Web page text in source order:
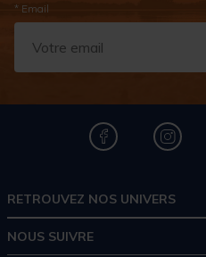
* Email
RETROUVEZ NOS UNIVERS
NOUS SUIVRE